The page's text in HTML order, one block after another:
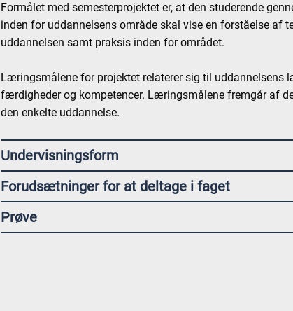
Formålet med semesterprojektet er, at den studerende
inden for uddannelsens område skal vise en forståelse af
uddannelsen samt praksis inden for området.
Læringsmålene for projektet relaterer sig til uddannelsens
færdigheder og kompetencer. Læringsmålene fremgår af
den enkelte uddannelse.
Undervisningsform
Forudsætninger for at deltage i faget
Prøve